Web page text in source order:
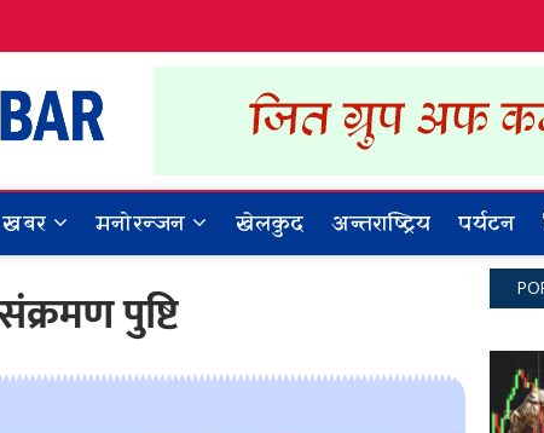
Dynamic Khabar
ALL NEWS IN NEPAL
मनोरन्जन खेलकुद अन्तराष्ट्रिय पर्यटन
पुष्टि